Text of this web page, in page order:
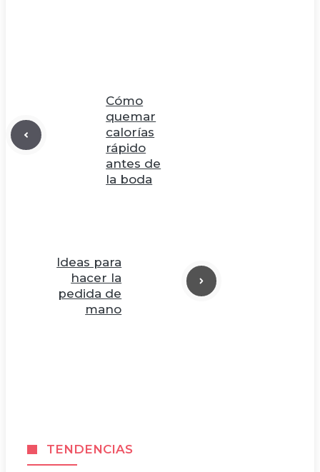
Cómo
quemar
calorías
rápido
antes de
la boda
Ideas para
hacer la
pedida de
mano
TENDENCIAS